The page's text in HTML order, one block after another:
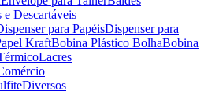
e Descartáveis
para PapéisDispenser para
KraftBobina Plástico BolhaBobina
Lacres
Diversos